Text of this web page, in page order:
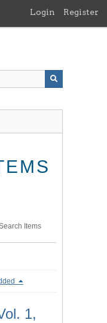
Login Register
Items
1,